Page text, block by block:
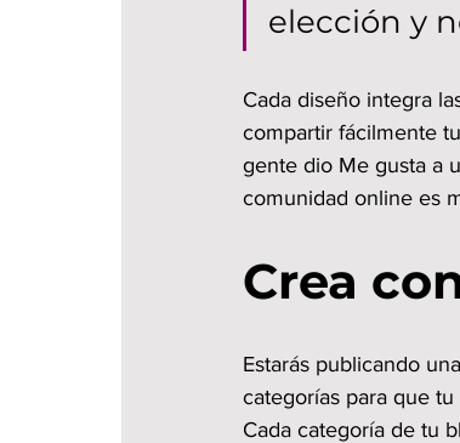
elección y
Cada diseño integra
compartir fácilmente
gente dio Me gusta a
comunidad online es
Crea
Estarás publicando
categorías para que
Cada categoría de tu